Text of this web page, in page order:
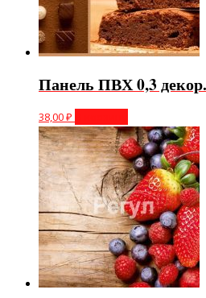
Панель ПВХ 0,3
38,00₽